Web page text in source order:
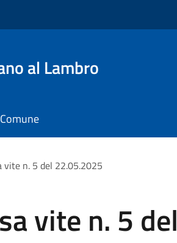
al Lambro
n. 5 del 22.05.2025
vite n. 5 del